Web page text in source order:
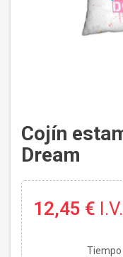
Cojín
Dream
12,45 €
Tiempo